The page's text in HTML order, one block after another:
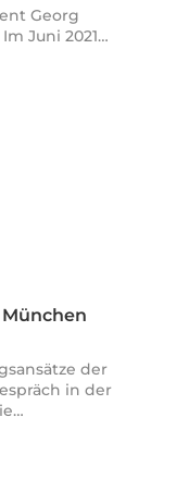
Georg
Juni 2021…
der
in der